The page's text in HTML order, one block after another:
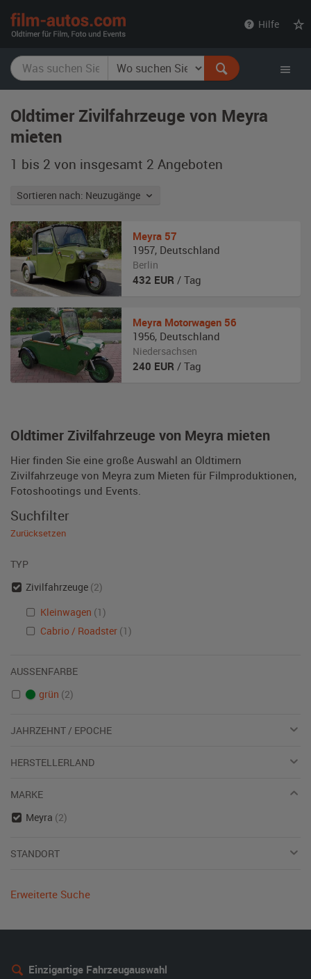
Hilfe
Oldtimer Zivilfahrzeuge von Meyra
mieten
1 bis 2 von insgesamt 2 Angeboten
Sortieren nach: Neuzugänge
Oldtimer Zivilfahrzeuge von Meyra mieten
Hier finden Sie eine große Auswahl an Oldtimern
Zivilfahrzeuge von Meyra zum Mieten für Filmproduktionen,
Fotoshootings und Events.
Meyra 57
1957, Deutschland
Berlin
432 EUR / Tag
Meyra Motorwagen 56
1956, Deutschland
Niedersachsen
240 EUR / Tag
Suchfilter
Zurücksetzen
TYP
Zivilfahrzeuge (2)
Kleinwagen (1)
Cabrio / Roadster (1)
AUSSENFARBE
grün (2)
JAHRZEHNT / EPOCHE
HERSTELLERLAND
MARKE
Meyra (2)
STANDORT
Erweiterte Suche
Einzigartige Fahrzeugauswahl